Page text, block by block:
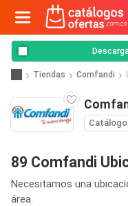
Tiendas Comfandi
89 Comfandi
Necesitamos una
área.